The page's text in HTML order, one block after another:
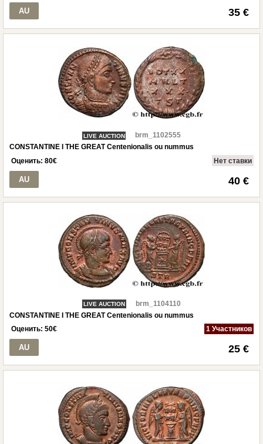
AU 35 €
LIVE AUCTION
brm_1102555
CONSTANTINE I THE GREAT Centenionalis ou nummus
Оценить: 80€ Нет ставки
AU 40 €
LIVE AUCTION
brm_1104110
CONSTANTINE I THE GREAT Centenionalis ou nummus
Оценить: 50€ 1 Участников
AU 25 €